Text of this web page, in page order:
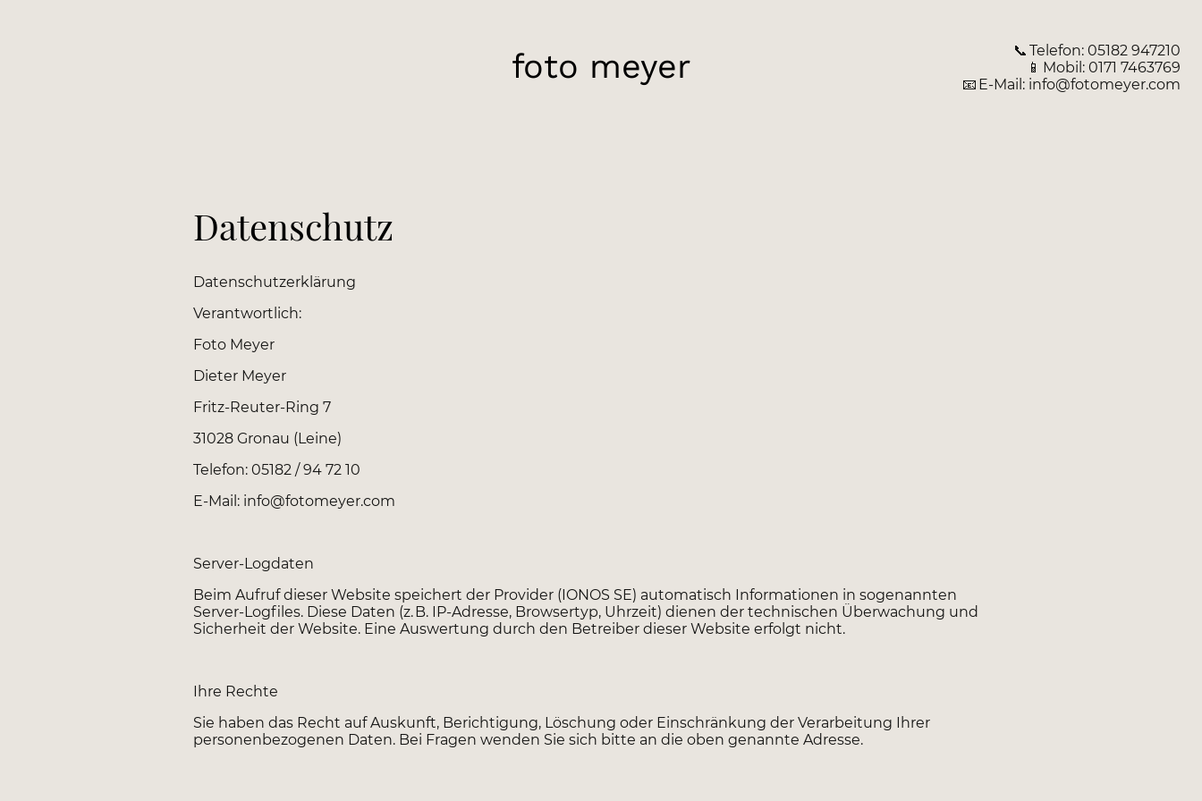
foto meyer
📞 Telefon: 05182 947210
📱 Mobil: 0171 7463769
📧 E-Mail: info@fotomeyer.com
Datenschutz
Datenschutzerklärung
Verantwortlich:
Foto Meyer
Dieter Meyer
Fritz-Reuter-Ring 7
31028 Gronau (Leine)
Telefon: 05182 / 94 72 10
E-Mail: info@fotomeyer.com
Server-Logdaten
Beim Aufruf dieser Website speichert der Provider (IONOS SE) automatisch Informationen in sogenannten
Server-Logfiles. Diese Daten (z. B. IP-Adresse, Browsertyp, Uhrzeit) dienen der technischen Überwachung und
Sicherheit der Website. Eine Auswertung durch den Betreiber dieser Website erfolgt nicht.
Ihre Rechte
Sie haben das Recht auf Auskunft, Berichtigung, Löschung oder Einschränkung der Verarbeitung Ihrer
personenbezogenen Daten. Bei Fragen wenden Sie sich bitte an die oben genannte Adresse.